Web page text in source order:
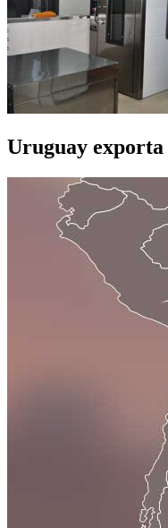
Uruguay exporta